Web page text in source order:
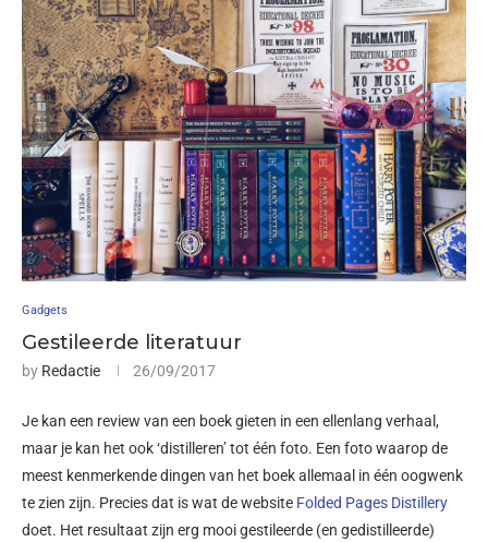
Gadgets
Gestileerde literatuur
by Redactie 26/09/2017
Je kan een review van een boek gieten in een ellenlang verhaal,
maar je kan het ook ‘distilleren’ tot één foto. Een foto waarop de
meest kenmerkende dingen van het boek allemaal in één oogwenk
te zien zijn. Precies dat is wat de website Folded Pages Distillery
doet. Het resultaat zijn erg mooi gestileerde (en gedistilleerde)